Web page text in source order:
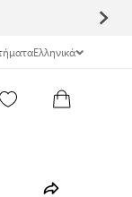
Ελληνικά